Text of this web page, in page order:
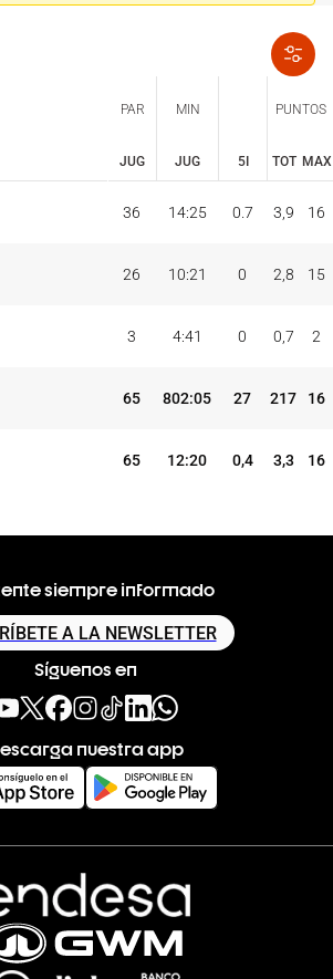
PAR MIN
5I
PUNTOS
JUG JUG TOT MAX
PAR MIN
5I
PUNTOS
36 14:25 0.7 3,9 16
26 10:21 0 2,8 15
3 4:41 0 0,7 2
65 802:05 27 217 16
65 12:20 0,4 3,3 16
siempre informado
A LA NEWSLETTER
Síguenos en
nuestra app